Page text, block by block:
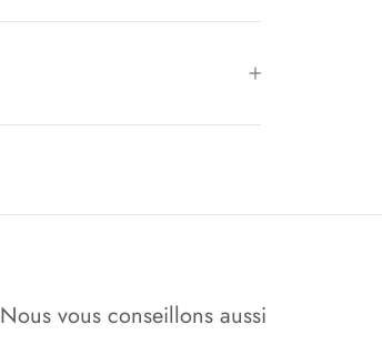
Nous vous conseillons aussi